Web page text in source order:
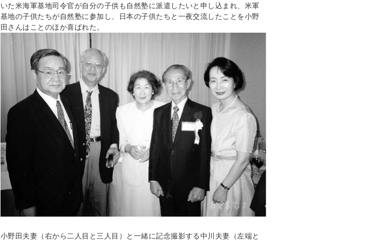
いた米海軍基地司令官が自分の子供も自然塾に派遣したいと申し込まれ、米軍
基地の子供たちが自然塾に参加し、日本の子供たちと一夜交流したことを小野
田さんはことのほか喜ばれた。
小野田夫妻（右から二人目と三人目）と一緒に記念撮影する中川夫妻（左端と